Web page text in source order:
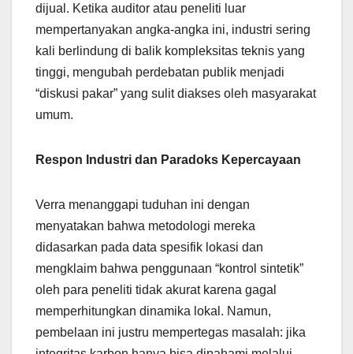
dijual. Ketika auditor atau peneliti luar
mempertanyakan angka-angka ini, industri sering
kali berlindung di balik kompleksitas teknis yang
tinggi, mengubah perdebatan publik menjadi
“diskusi pakar” yang sulit diakses oleh masyarakat
umum.
Respon Industri dan Paradoks Kepercayaan
Verra menanggapi tuduhan ini dengan
menyatakan bahwa metodologi mereka
didasarkan pada data spesifik lokasi dan
mengklaim bahwa penggunaan “kontrol sintetik”
oleh para peneliti tidak akurat karena gagal
memperhitungkan dinamika lokal. Namun,
pembelaan ini justru mempertegas masalah: jika